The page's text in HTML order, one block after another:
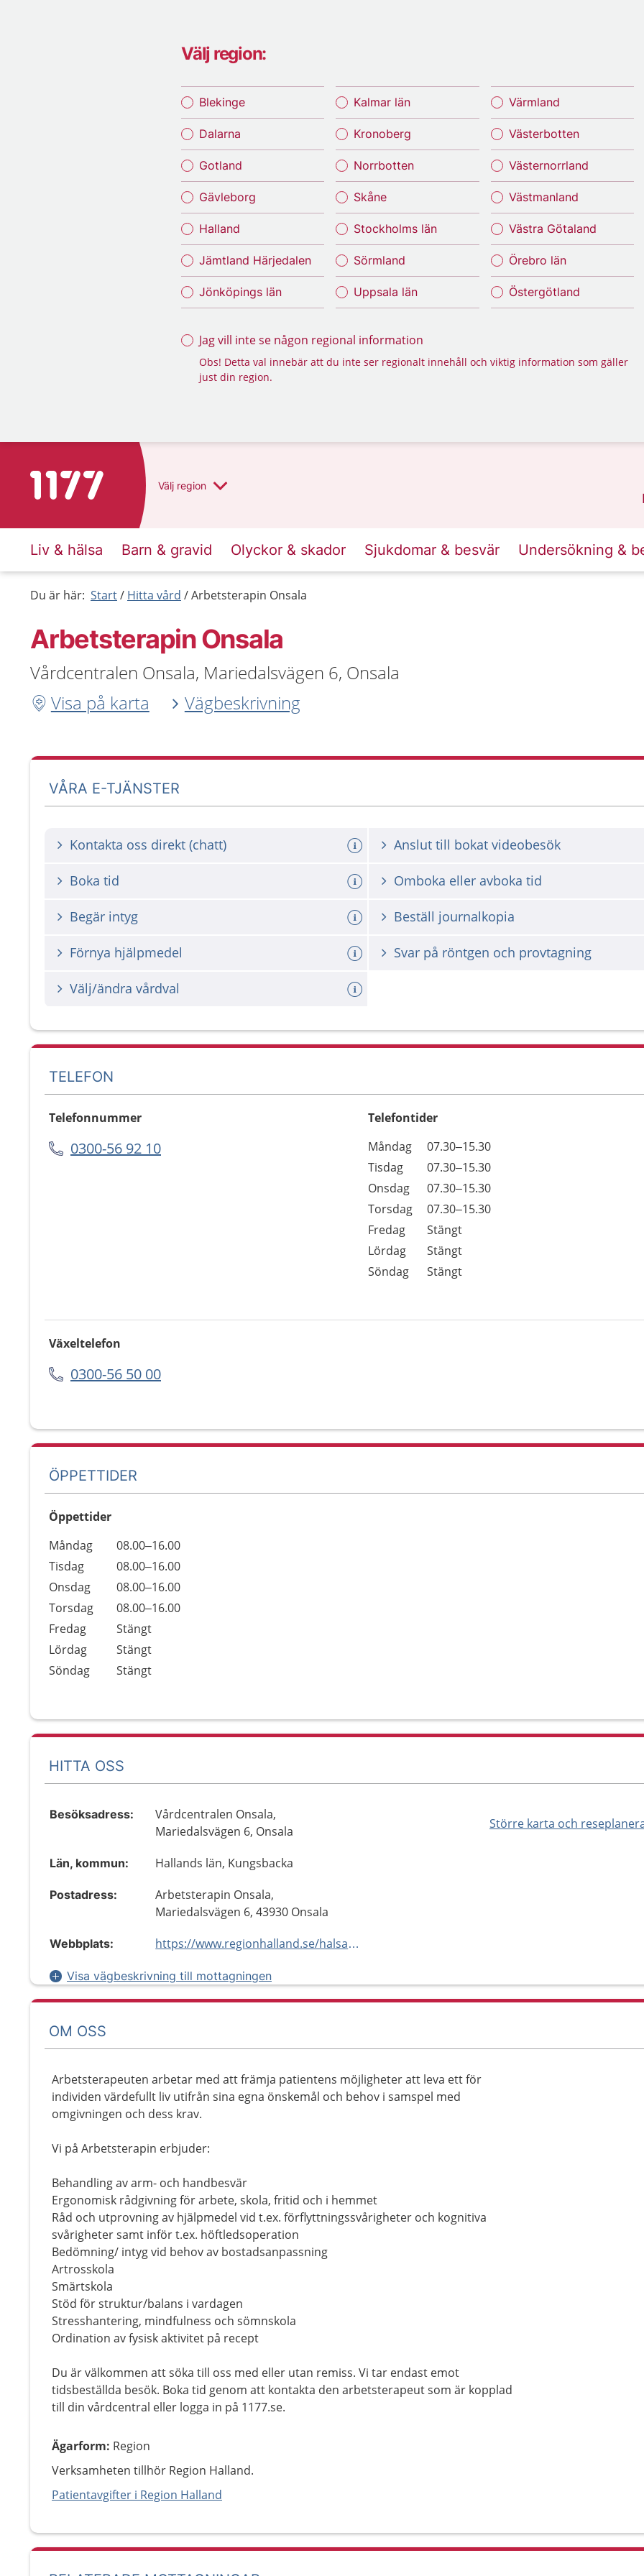
Välj region:
Blekinge
Dalarna
Gotland
Gävleborg
Halland
Jämtland Härjedalen
Jönköpings län
Kalmar län
Kronoberg
Norrbotten
Skåne
Stockholms län
Sörmland
Uppsala län
Värmland
Västerbotten
Västernorrland
Västmanland
Västra Götaland
Örebro län
Östergötland
Jag vill inte se någon regional information
Obs! Detta val innebär att du inte ser regionalt innehåll och viktig information som gäller
just din region.
Till startsidan för 1177 Välj region
Liv & hälsa Barn & gravid Olyckor & skador Sjukdomar & besvär Undersökning &
Du är här: Start Hitta vård Arbetsterapin Onsala
Arbetsterapin Onsala
Vårdcentralen Onsala, Mariedalsvägen 6, Onsala
Visa på karta
Vägbeskrivning
VÅRA E-TJÄNSTER
Kontakta oss direkt (chatt) Anslut till bokat videobesök
Boka tid Omboka eller avboka tid
Begär intyg Beställ journalkopia
Förnya hjälpmedel Svar på röntgen och provtagning
Välj/ändra vårdval
TELEFON
Telefonnummer
0300-56 92 10
Telefontider
Dag
Öppettider
Kommentarer
Måndag
07.30–15.30
Tisdag
07.30–15.30
Onsdag
07.30–15.30
Torsdag
07.30–15.30
Fredag
Stängt
Lördag
Stängt
Söndag
Stängt
Växeltelefon
0300-56 50 00
ÖPPETTIDER
Öppettider
Dag
Öppettider
Kommentarer
Måndag
08.00–16.00
Tisdag
08.00–16.00
Onsdag
08.00–16.00
Torsdag
08.00–16.00
Fredag
Stängt
Lördag
Stängt
Söndag
Stängt
HITTA OSS
Större karta och
Besöksadress:
Vårdcentralen Onsala,
Mariedalsvägen 6, Onsala
Län, kommun: Hallands län, Kungsbacka
Postadress:
Arbetsterapin Onsala,
Mariedalsvägen 6, 43930 Onsala
Webbplats: https://www.regionhalland.se/halsa-och-vard/vardcentralen-halland/
Visa vägbeskrivning till mottagningen
OM OSS
Arbetsterapeuten arbetar med att främja patientens möjligheter att leva ett för
individen värdefullt liv utifrån sina egna önskemål och behov i samspel med
omgivningen och dess krav.
Vi på Arbetsterapin erbjuder:
Behandling av arm- och handbesvär
Ergonomisk rådgivning för arbete, skola, fritid och i hemmet
Råd och utprovning av hjälpmedel vid t.ex. förflyttningssvårigheter och kognitiva
svårigheter samt inför t.ex. höftledsoperation
Bedömning/ intyg vid behov av bostadsanpassning
Artrosskola
Smärtskola
Stöd för struktur/balans i vardagen
Stresshantering, mindfulness och sömnskola
Ordination av fysisk aktivitet på recept
Du är välkommen att söka till oss med eller utan remiss. Vi tar endast emot
tidsbeställda besök. Boka tid genom att kontakta den arbetsterapeut som är kopplad
till din vårdcentral eller logga in på 1177.se.
Ägarform: Region
Verksamheten tillhör Region Halland.
Patientavgifter i Region Halland